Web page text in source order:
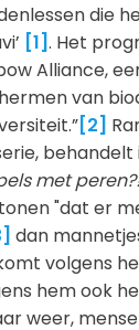
die
[1]. Het
Alliance,
van
[2]
behandelt
met
"dat er
dan
volgens
hem ook
weer,